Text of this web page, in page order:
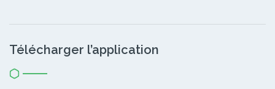
Télécharger l’application